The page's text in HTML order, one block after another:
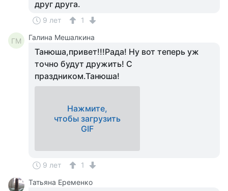
друг друга.
9 лет 1
ГМ Галина Мешалкина
Танюша,привет!!!Рада! Ну вот теперь уж
точно будут дружить! С
праздником.Танюша!
Нажмите,
чтобы загрузить
GIF
9 лет
1
Татьяна Еременко